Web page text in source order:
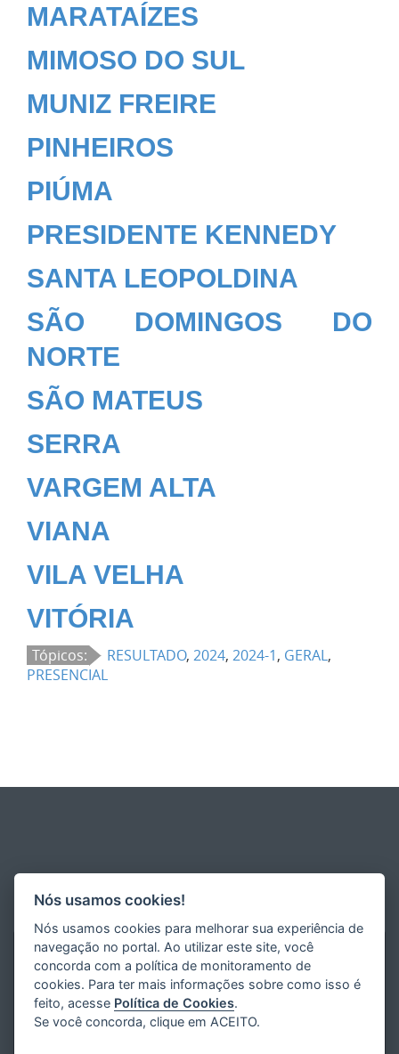
MARATAÍZES
MIMOSO DO SUL
MUNIZ FREIRE
PINHEIROS
PIÚMA
PRESIDENTE KENNEDY
SANTA LEOPOLDINA
SÃO DOMINGOS DO
NORTE
SÃO MATEUS
SERRA
VARGEM ALTA
VIANA
VILA VELHA
VITÓRIA
Tópicos: RESULTADO, 2024, 2024-1, GERAL,
PRESENCIAL
Nós usamos cookies!
Nós usamos cookies para melhorar sua experiência de
navegação no portal. Ao utilizar este site, você
concorda com a política de monitoramento de
cookies. Para ter mais informações sobre como isso é
feito, acesse Política de Cookies.
Se você concorda, clique em ACEITO.